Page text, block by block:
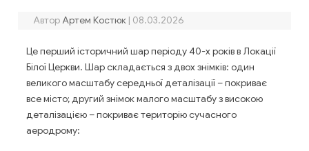
Автор Артем Костюк | 08.03.2026
Це перший історичний шар періоду 40-х років в Локації
Білої Церкви. Шар складається з двох знімків: один
великого масштабу середньої деталізації – покриває
все місто; другий знімок малого масштабу з високою
деталізацією – покриває територію сучасного
аеродрому: